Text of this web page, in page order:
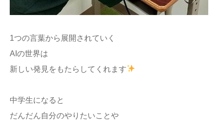
1つの言葉から展開されていく
AIの世界は
新しい発見をもたらしてくれます
中学生になると
だんだん自分のやりたいことや